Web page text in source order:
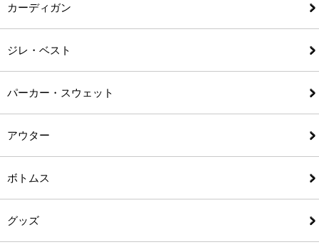
カーディガン
ジレ・ベスト
パーカー・スウェット
アウター
ボトムス
グッズ